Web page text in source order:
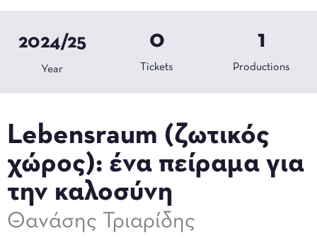
2024/25
Year Tickets
0
Productions
1
Lebensraum (ζωτικός
χώρος): ένα πείραμα για
την καλοσύνη
Θανάσης Τριαρίδης